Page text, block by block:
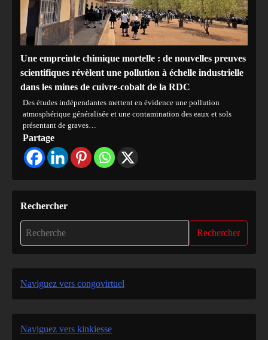
Une empreinte chimique mortelle : de nouvelles preuves
scientifiques révèlent une pollution à échelle industrielle
dans les mines de cuivre-cobalt de la RDC
Des études indépendantes mettent en évidence une pollution
atmosphérique généralisée et une contamination des eaux et sols
présentant de graves…
Partage
Rechercher
Rechercher
Naviguez vers congovirtuel
Naviguez vers kinkiesse